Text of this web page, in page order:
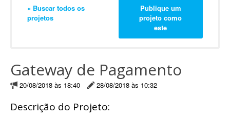
« Buscar todos os
projetos
Publique um
projeto como
este
Gateway de Pagamento
20/08/2018 às 18:40 28/08/2018 às 10:32
Descrição do Projeto: